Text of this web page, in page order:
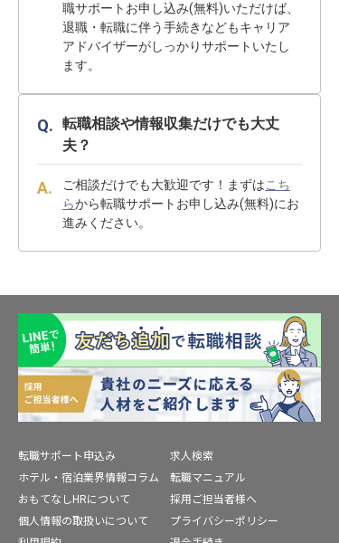
職サポートお申し込み(無料)いただけば、
退職・転職に伴う手続きなどもキャリア
アドバイザーがしっかりサポートいたし
ます。
転職相談や情報収集だけでも大丈
夫？
ご相談だけでも大歓迎です！まずはこち
らから転職サポートお申し込み(無料)にお
進みください。
転職サポート申込み
求人検索
ホテル・宿泊業界情報コラム
転職マニュアル
おもてなしHRについて
採用ご担当者様へ
個人情報の取扱いについて
プライバシーポリシー